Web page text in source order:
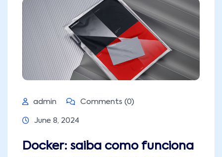
admin Comments (0)
June 8, 2024
Docker: saiba como funciona